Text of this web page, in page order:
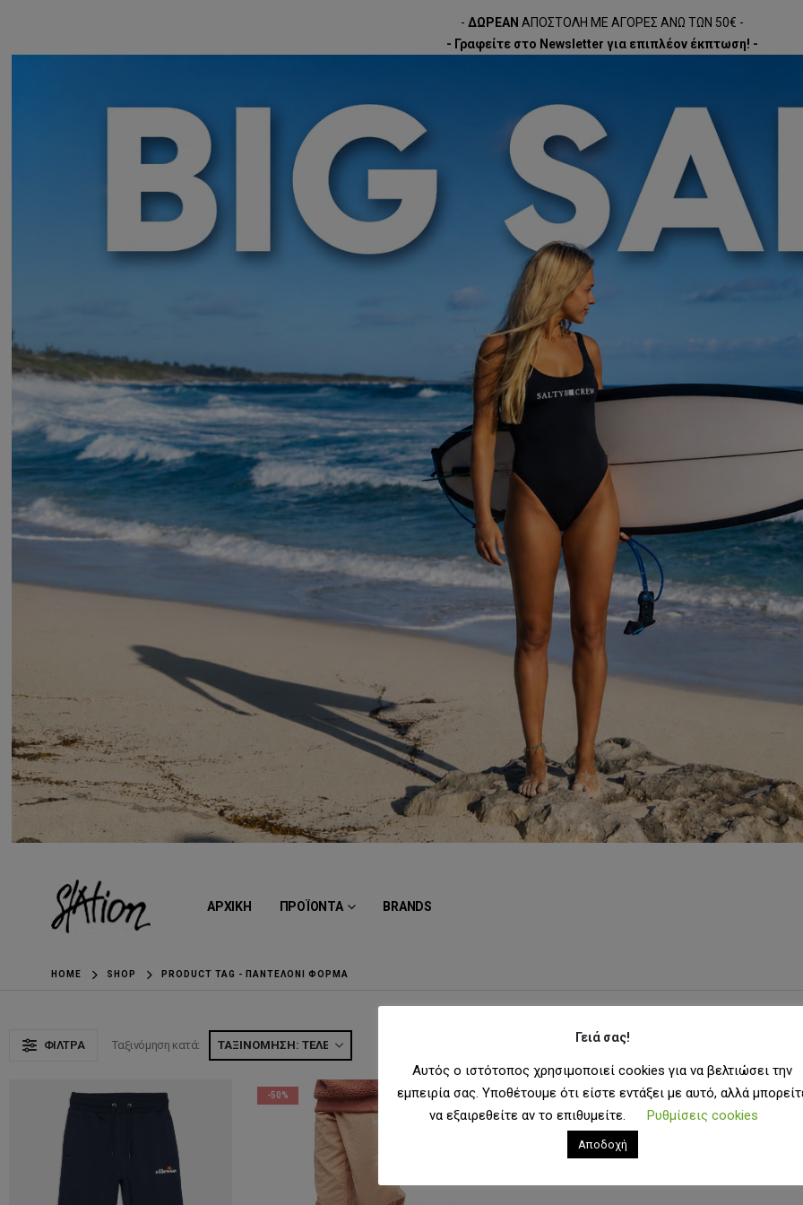
- ΔΩΡΕΑΝ ΑΠΟΣΤΟΛΗ ΜΕ ΑΓΟΡΕΣ ΑΝΩ ΤΩΝ 50€ -
- Γραφείτε στο Newsletter για επιπλέον έκπτωση! -
ΑΡΧΙΚΗ ΠΡΟΪΟΝΤΑ BRANDS
HOME SHOP PRODUCT TAG - ΠΑΝΤΕΛΟΝΙ ΦΟΡΜΑ
ΦΊΛΤΡΑ Ταξινόμηση κατά:
-50%
Γειά σας!
Αυτός ο ιστότοπος χρησιμοποιεί cookies για να βελτιώσει την
εμπειρία σας. Υποθέτουμε ότι είστε εντάξει με αυτό, αλλά
να εξαιρεθείτε αν το επιθυμείτε.
Ρυθμίσεις cookies
Αποδοχή